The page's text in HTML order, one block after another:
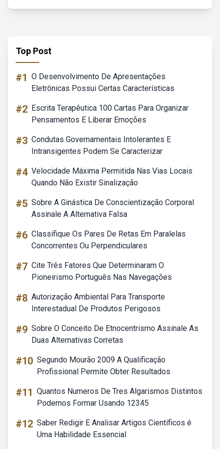
Top Post
#1 O Desenvolvimento De Apresentações
Eletrônicas Possui Certas Características
#2 Escrita Terapêutica 100 Cartas Para Organizar
Pensamentos E Liberar Emoções
#3 Condutas Governamentais Intolerantes E
Intransigentes Podem Se Caracterizar
#4 Velocidade Máxima Permitida Nas Vias Locais
Quando Não Existir Sinalização
#5 Sobre A Ginástica De Conscientização Corporal
Assinale A Alternativa Falsa
#6 Classifique Os Pares De Retas Em Paralelas
Concorrentes Ou Perpendiculares
#7 Cite Três Fatores Que Determinaram O
Pioneirismo Português Nas Navegações
#8 Autorização Ambiental Para Transporte
Interestadual De Produtos Perigosos
#9 Sobre O Conceito De Etnocentrismo Assinale As
Duas Alternativas Corretas
#10 Segundo Mourão 2009 A Qualificação
Profissional Permite Obter Resultados
#11 Quantos Numeros De Tres Algarismos Distintos
Podemos Formar Usando 12345
#12 Saber Redigir E Analisar Artigos Científicos é
Uma Habilidade Essencial